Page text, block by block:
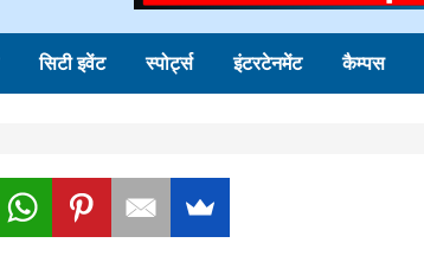
सिटी इवेंट स्पोर्ट्स इंटरटेनमेंट कैम्पस